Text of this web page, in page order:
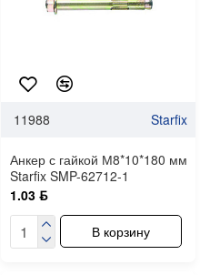
11988 Starfix
Анкер с гайкой М8*10*180 мм
Starfix SMP-62712-1
1.03 ƃ
В корзину